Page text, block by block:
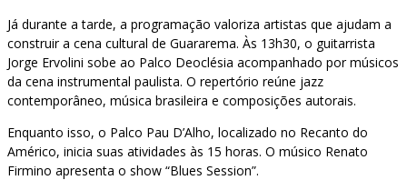
Já durante a tarde, a programação valoriza artistas que ajudam a
construir a cena cultural de Guararema. Às 13h30, o guitarrista
Jorge Ervolini sobe ao Palco Deoclésia acompanhado por músicos
da cena instrumental paulista. O repertório reúne jazz
contemporâneo, música brasileira e composições autorais.
Enquanto isso, o Palco Pau D’Alho, localizado no Recanto do
Américo, inicia suas atividades às 15 horas. O músico Renato
Firmino apresenta o show “Blues Session”.